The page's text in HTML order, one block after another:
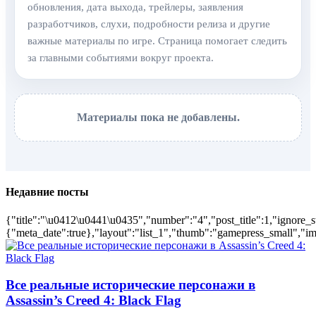
обновления, дата выхода, трейлеры, заявления
разработчиков, слухи, подробности релиза и другие
важные материалы по игре. Страница помогает следить
за главными событиями вокруг проекта.
Материалы пока не добавлены.
Недавние посты
Все реальные исторические персонажи в
Assassin’s Creed 4: Black Flag